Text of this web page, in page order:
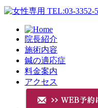
院長紹介
施術内容
鍼の適応症
料金案内
アクセス